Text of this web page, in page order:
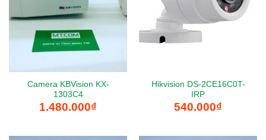
Camera KBVision KX-
1303C4
1.480.000₫
Hikvision DS-2CE16C0T-
IRP
540.000₫